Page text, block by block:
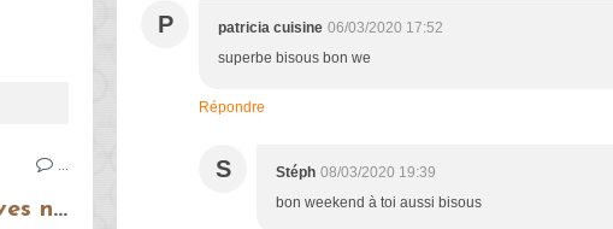
P patricia cuisine 06/03/2020 17:52
superbe bisous bon we
Répondre
S Stéph 08/03/2020 19:39
bon weekend à toi aussi bisous
…
Tartinade de thon aux olives noires